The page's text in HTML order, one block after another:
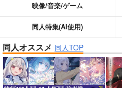
全てのお知らせを見る
映像/音楽/ゲーム
同人特集(AI使用)
同人オススメ 同人TOP